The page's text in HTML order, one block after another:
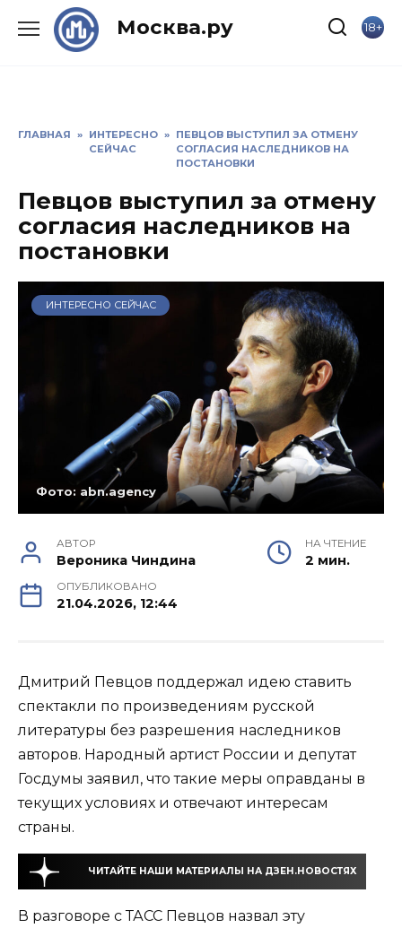
Москва.ру 18+
ГЛАВНАЯ » ИНТЕРЕСНО
СЕЙЧАС
» ПЕВЦОВ ВЫСТУПИЛ ЗА ОТМЕНУ
СОГЛАСИЯ НАСЛЕДНИКОВ НА
ПОСТАНОВКИ
Певцов выступил за отмену
согласия наследников на
постановки
ИНТЕРЕСНО СЕЙЧАС
Фото: abn.agency
АВТОР
Вероника Чиндина
НА ЧТЕНИЕ
2 мин.
ОПУБЛИКОВАНО
21.04.2026, 12:44
Дмитрий Певцов поддержал идею ставить
спектакли по произведениям русской
литературы без разрешения наследников
авторов. Народный артист России и депутат
Госдумы заявил, что такие меры оправданы в
текущих условиях и отвечают интересам
страны.
ЧИТАЙТЕ НАШИ МАТЕРИАЛЫ НА ДЗЕН.НОВОСТЯХ
В разговоре с ТАСС Певцов назвал эту